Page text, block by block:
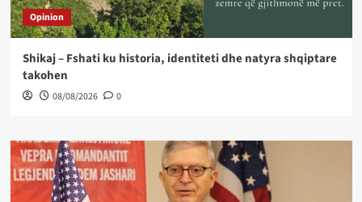
Opinion
Shikaj – Fshati ku historia, identiteti dhe natyra shqiptare
takohen
08/08/2026 0